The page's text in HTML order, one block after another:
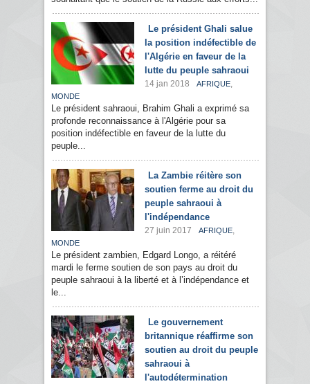
Le président Ghali salue
la position indéfectible de
l'Algérie en faveur de la
lutte du peuple sahraoui
14 jan 2018 AFRIQUE,
MONDE
Le président sahraoui, Brahim Ghali a exprimé sa
profonde reconnaissance à l'Algérie pour sa
position indéfectible en faveur de la lutte du
peuple...
La Zambie réitère son
soutien ferme au droit du
peuple sahraoui à
l'indépendance
27 juin 2017 AFRIQUE,
MONDE
Le président zambien, Edgard Longo, a réitéré
mardi le ferme soutien de son pays au droit du
peuple sahraoui à la liberté et à l’indépendance et
le...
Le gouvernement
britannique réaffirme son
soutien au droit du peuple
sahraoui à
l'autodétermination